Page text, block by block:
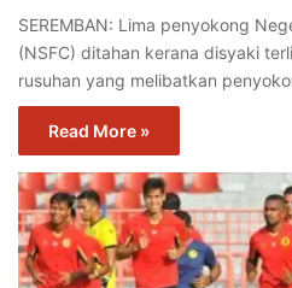
SEREMBAN: Lima penyokong
(NSFC) ditahan kerana disyaki
rusuhan yang melibatkan
Read More »